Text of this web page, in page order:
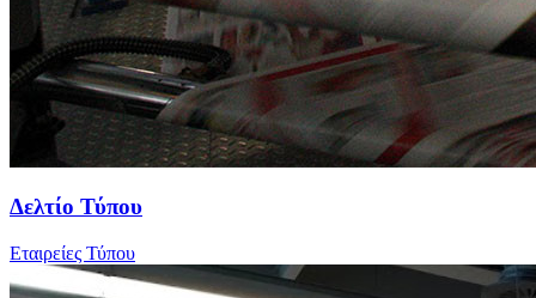
Δελτίο Τύπου
Εταιρείες Τύπου